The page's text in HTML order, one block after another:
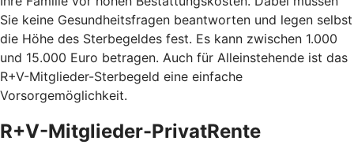
Sie keine Gesundheitsfragen beantworten und legen selbst
die Höhe des Sterbegeldes fest. Es kann zwischen 1.000
und 15.000 Euro betragen. Auch für Alleinstehende ist das
R+V-Mitglieder-Sterbegeld eine einfache
Vorsorgemöglichkeit.
R+V-Mitglieder-PrivatRente